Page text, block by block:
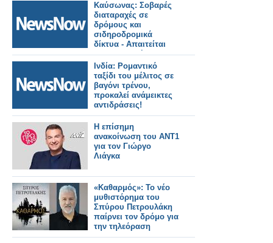
Καύσωνας: Σοβαρές
διαταραχές σε
δρόμους και
σιδηροδρομικά
δίκτυα - Απαιτείται
προσαρμογή στην
κλιματική αλλαγή.
Ινδία: Ρομαντικό
ταξίδι του μέλιτος σε
βαγόνι τρένου,
προκαλεί ανάμεικτες
αντιδράσεις!
Η επίσημη
ανακοίνωση του ΑΝΤ1
για τον Γιώργο
Λιάγκα
«Καθαρμός»: Το νέο
μυθιστόρημα του
Σπύρου Πετρουλάκη
παίρνει τον δρόμο για
την τηλεόραση